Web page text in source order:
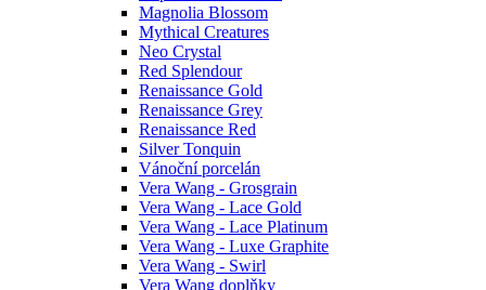
Magnolia Blossom
Mythical Creatures
Neo Crystal
Red Splendour
Renaissance Gold
Renaissance Grey
Renaissance Red
Silver Tonquin
Vánoční porcelán
Vera Wang - Grosgrain
Vera Wang - Lace Gold
Vera Wang - Lace Platinum
Vera Wang - Luxe Graphite
Vera Wang - Swirl
Vera Wang doplňky